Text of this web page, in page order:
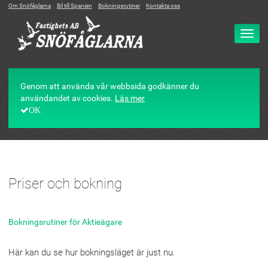
Om Snöfåglarna Bil till Spanien Bokningsrutiner Kontakta oss
Genom att använda vår webbsida godkänner du
användandet av cookies. Läs mer
OK
Priser och bokning
Bokningsrutiner för Aktieägare
Här kan du se hur bokningsläget är just nu.